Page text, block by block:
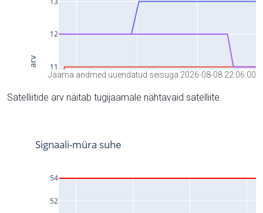
Jaama andmed uuendatud seisuga 2026-08-08 22:06:00
Satelliitide arv näitab tugijaamale nähtavaid satelliite.